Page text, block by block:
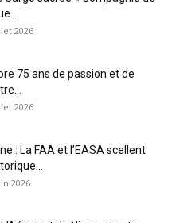
2026
75 ans de passion et de
2026
: La FAA et l’EASA scellent
2026